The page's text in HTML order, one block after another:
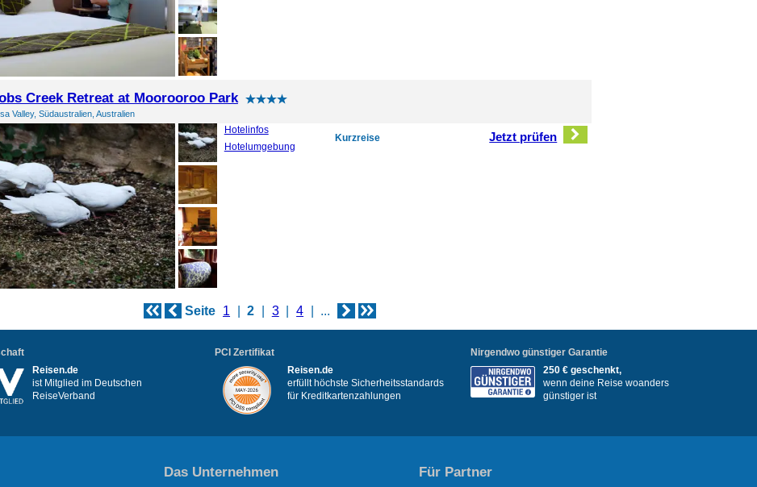
Creek Retreat at Moorooroo Park
Valley, Südaustralien, Australien
Hotelinfos
Hotelumgebung
Kurzreise Jetzt prüfen
Seite 1 2 3 4 ...
Reisen.de
ist Mitglied im Deutschen
ReiseVerband
PCI Zertifikat
Reisen.de
erfüllt höchste Sicherheitsstandards
für Kreditkartenzahlungen
Nirgendwo günstiger Garantie
250 € geschenkt,
wenn deine Reise woanders
günstiger ist
Das Unternehmen Für Partner